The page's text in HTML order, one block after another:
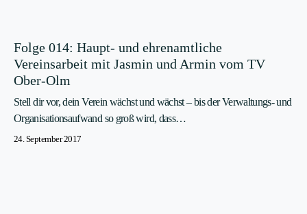
Folge 014: Haupt- und ehrenamtliche
Vereinsarbeit mit Jasmin und Armin vom TV
Ober-Olm
Stell dir vor, dein Verein wächst und wächst – bis der Verwaltungs- und
Organisationsaufwand so groß wird, dass…
24. September 2017